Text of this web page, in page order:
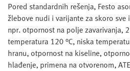
Pored standardnih rešenja, Festo
žlebove nudi i varijante za skoro
npr. otpornost na polje zavarivanja,
temperatura 120 °C, niska
hranu, otpornost na kiseline,
hlađenje, primena na otvorenom,